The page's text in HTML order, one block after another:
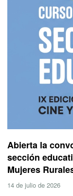
Abierta la
sección
Mujeres
14 de julio de 2026